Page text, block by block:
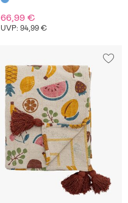
66,99 €
UVP: 94,99 €